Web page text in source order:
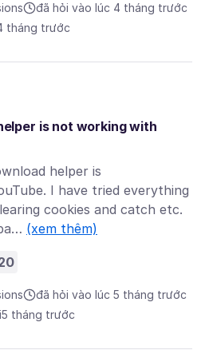
đã hỏi vào lúc 4 tháng trước
tháng trước
is not working with
helper is
I have tried everything
cookies and catch etc.
(xem thêm)
đã hỏi vào lúc 5 tháng trước
5 tháng trước